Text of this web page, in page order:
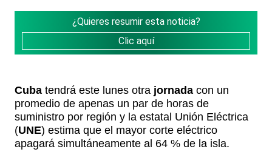
¿Quieres resumir esta noticia?
Clic aquí
Cuba tendrá este lunes otra jornada con un
promedio de apenas un par de horas de
suministro por región y la estatal Unión Eléctrica
(UNE) estima que el mayor corte eléctrico
apagará simultáneamente al 64 % de la isla.